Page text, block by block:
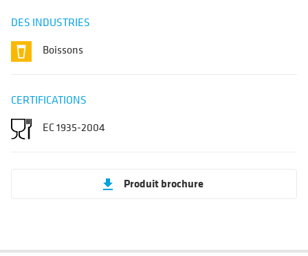
DES INDUSTRIES
Boissons
CERTIFICATIONS
EC 1935-2004
get_app Produit brochure